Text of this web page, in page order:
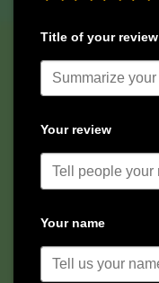
Title of your review
Your review
Your name